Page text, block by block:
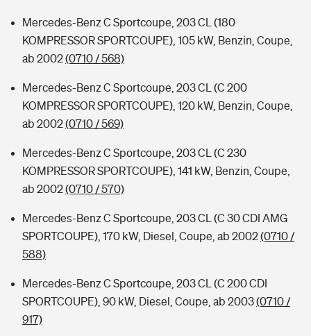
Mercedes-Benz C Sportcoupe, 203 CL (180
KOMPRESSOR SPORTCOUPE), 105 kW, Benzin, Coupe,
ab 2002(0710 / 568)
Mercedes-Benz C Sportcoupe, 203 CL (C 200
KOMPRESSOR SPORTCOUPE), 120 kW, Benzin, Coupe,
ab 2002(0710 / 569)
Mercedes-Benz C Sportcoupe, 203 CL (C 230
KOMPRESSOR SPORTCOUPE), 141 kW, Benzin, Coupe,
ab 2002(0710 / 570)
Mercedes-Benz C Sportcoupe, 203 CL (C 30 CDI AMG
SPORTCOUPE), 170 kW, Diesel, Coupe, ab 2002(0710 /
588)
Mercedes-Benz C Sportcoupe, 203 CL (C 200 CDI
SPORTCOUPE), 90 kW, Diesel, Coupe, ab 2003(0710 /
917)